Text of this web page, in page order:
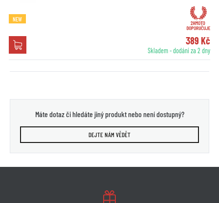
NEW
389 Kč
Skladem - dodání za 2 dny
Máte dotaz či hledáte jiný produkt nebo není dostupný?
DEJTE NÁM VĚDĚT